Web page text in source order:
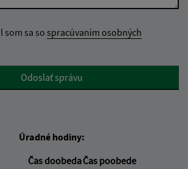
som sa so spracúvaním osobných
Odoslať správu
Úradné hodiny:
Čas doobedaČas poobede